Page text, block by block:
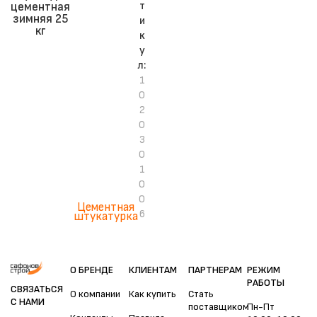
цементная
зимняя 25
кг
Цементная
штукатурка
т
и
к
у
л:
1
0
2
0
3
0
1
0
0
6
СВЯЗАТЬСЯ
С НАМИ
О БРЕНДЕ
О компании
КЛИЕНТАМ
Как купить
ПАРТНЕРАМ
Стать
поставщиком
РЕЖИМ
РАБОТЫ
Пн-Пт